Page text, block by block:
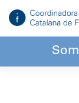
contingut
Som